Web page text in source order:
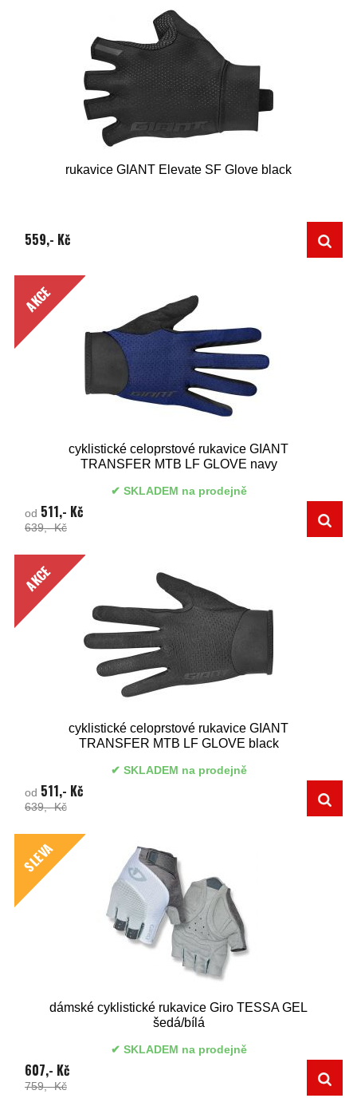
rukavice GIANT Elevate SF Glove black
559,- Kč
AKCE
cyklistické celoprstové rukavice GIANT
TRANSFER MTB LF GLOVE navy
SKLADEM na prodejně
od 511,- Kč
639,- Kč
AKCE
cyklistické celoprstové rukavice GIANT
TRANSFER MTB LF GLOVE black
SKLADEM na prodejně
od 511,- Kč
639,- Kč
SLEVA
dámské cyklistické rukavice Giro TESSA GEL
šedá/bílá
SKLADEM na prodejně
607,- Kč
759,- Kč